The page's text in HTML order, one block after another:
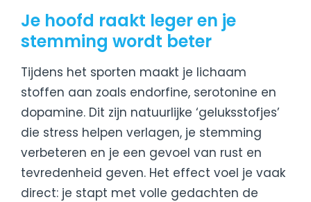
Je hoofd raakt leger en je
stemming wordt beter
Tijdens het sporten maakt je lichaam
stoffen aan zoals endorfine, serotonine en
dopamine. Dit zijn natuurlijke ‘geluksstofjes’
die stress helpen verlagen, je stemming
verbeteren en je een gevoel van rust en
tevredenheid geven. Het effect voel je vaak
direct: je stapt met volle gedachten de